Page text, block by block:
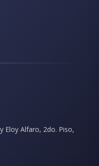
Eloy Alfaro, 2do. Piso,